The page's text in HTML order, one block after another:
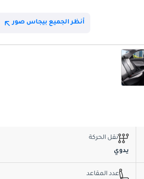
أنظر الجميع بيجاس صور
نقل الحركة
يدوي
عدد المقاعد